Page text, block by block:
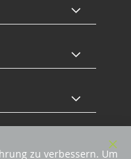
zu verbessern. Um